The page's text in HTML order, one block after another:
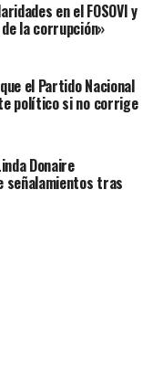
en el FOSOVI y
la corrupción»
el Partido Nacional
político si no corrige
Donaire
señalamientos tras